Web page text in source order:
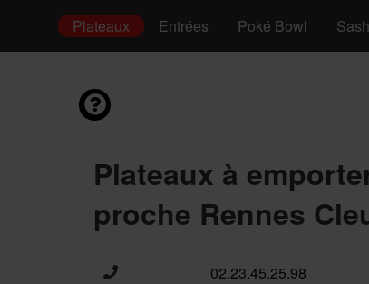
Plateaux Entrées Poké Bowl
Plateaux à
proche Rennes
02.23.45.25.98